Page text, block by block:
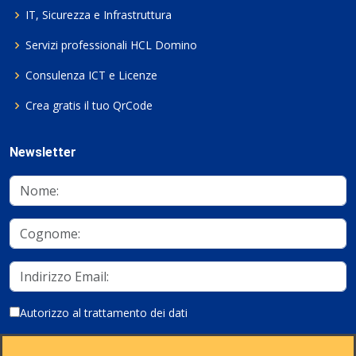
IT, Sicurezza e Infrastruttura
Servizi professionali HCL Domino
Consulenza ICT e Licenze
Crea gratis il tuo QrCode
Newsletter
Autorizzo al trattamento dei dati